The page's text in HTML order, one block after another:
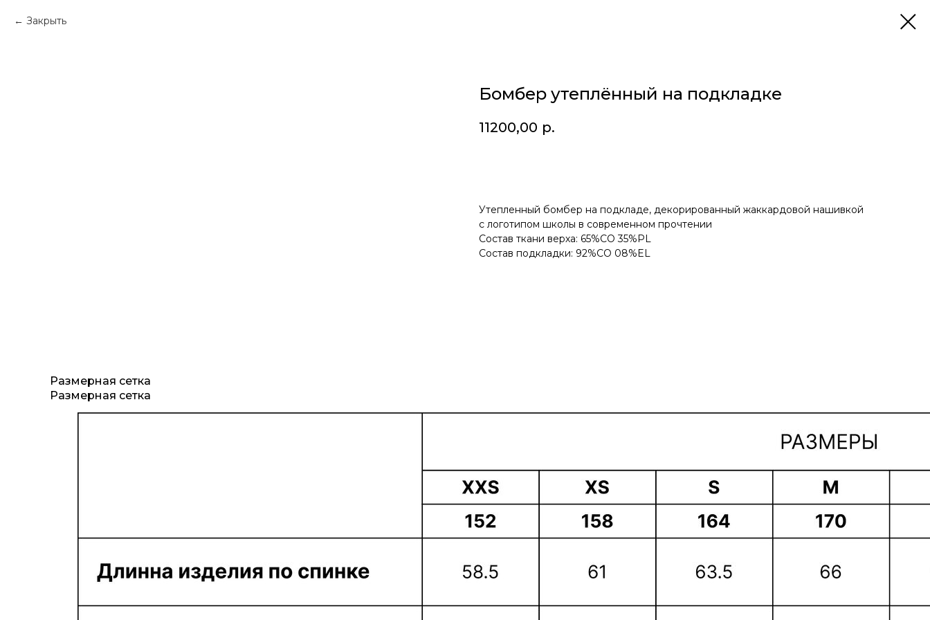
Закрыть
Бомбер утеплённый на подкладке
11200,00 р.
Утепленный бомбер на подкладе, декорированный жаккардовой нашивкой
с логотипом школы в современном прочтении
Состав ткани верха: 65%CO 35%PL
Состав подкладки: 92%CO 08%EL
Размерная сетка
Размерная сетка